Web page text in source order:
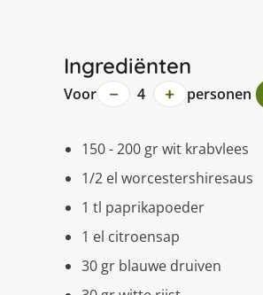
Ingrediënten
Voor − 4 + personen
150 - 200 gr wit krabvlees
1/2 el worcestershiresaus
1 tl paprikapoeder
1 el citroensap
30 gr blauwe druiven